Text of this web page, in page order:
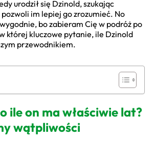
urodził się Dzinold, szukając
im lepiej go zrozumieć. No
bo zabieram Cię w podróż po
której kluczowe pytanie, ile Dzinold
przewodnikiem.
ile on ma właściwie lat?
wątpliwości